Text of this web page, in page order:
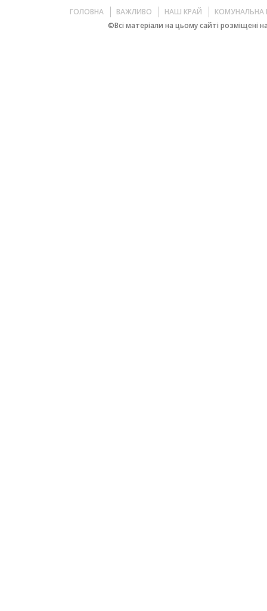
ГОЛОВНА ВАЖЛИВО НАШ КРАЙ
КОМУНАЛЬНА
©Всі матеріали на цьому сайті розміщені